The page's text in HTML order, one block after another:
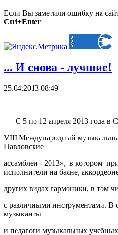
Если Вы заметили ошибку на
Ctrl+Enter
... И снова - лучшие!
25.04.2013 08:49
С 5 по 12 апреля 2013 года в
VIII Международный
Павловские
ассамблеи - 2013», в котором
исполнители на баяне,
других видах гармоники, в том
с различными инструментами. В
музыканты
и педагоги музыкальных